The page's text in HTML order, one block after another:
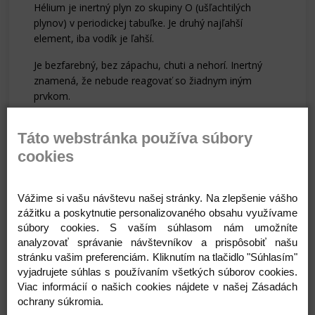
Hélium je inertný plyn zo skupiny O (ušľachtilých
plynov) v periodickej tabuľke. Je druhý najľahší
element, iba vodík je ľahší.
Je bezfarebný, bez zápachu, chuti a nehorí. Inertný
znamená, že nebude reagovať so žiadnym iným
prvkom.
Preto nemôže spôsobiť oheň alebo horieť. Jeho
Helios.
z cca. 98% hélia a 2% vzduchu. Molekuly vzduchu,
ktoré sú oveľa väčšie kolidujú s héliom a spomaľujú
ich, čo umožňuje balónom dlhšie sa vznášať. Použitím
čistého hélia sa zníži čas vznášania.
Pre predĺženie času lietania až 25 x je možné použiť
Táto webstránka používa súbory
cookies
Vážime si vašu návštevu našej stránky. Na zlepšenie vášho
zážitku a poskytnutie personalizovaného obsahu využívame
súbory cookies. S vaším súhlasom nám umožníte
analyzovať správanie návštevníkov a prispôsobiť našu
stránku vašim preferenciám. Kliknutím na tlačidlo "Súhlasím"
vyjadrujete súhlas s používaním všetkých súborov cookies.
Viac informácií o našich cookies nájdete v našej Zásadách
ochrany súkromia.